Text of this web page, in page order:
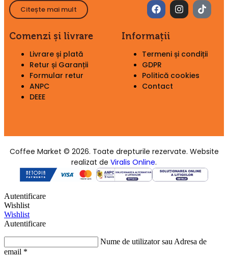
Citește mai mult
Comenzi și livrare
Livrare și plată
Retur și Garanții
Formular retur
ANPC
DEEE
Informații
Termeni și condiții
GDPR
Politică cookies
Contact
Coffee Market © 2026. Toate drepturile rezervate. Website
realizat de Viralis Online.
Autentificare
Wishlist
Wishlist
Autentificare
Nume de utilizator sau Adresa de
email *